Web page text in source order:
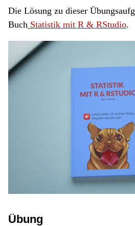
Die Lösung zu dieser
Buch Statistik mit R & RStudio.
Übung